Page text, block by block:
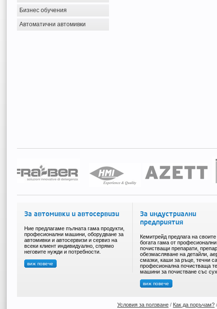
Бизнес обучения
Автоматични автомивки
За автомивки и автосервизи
Ние предлагаме пълната гама продукти,
професионални машини, оборудване за
автомивки и автосервизи и сервиз на
всеки клиент индивидуално, спрямо
неговите нужди и потребности.
виж повече
За индустриални
предприятия
Кемитрейд предлага на своите
богата гама от професионални
почистващи препарати,
обезмасляване на детайли,
смазки, каши за ръце, течни
професионална почистваща
машини за почистване със
виж повече
Условия за ползване / Как да поръчам?